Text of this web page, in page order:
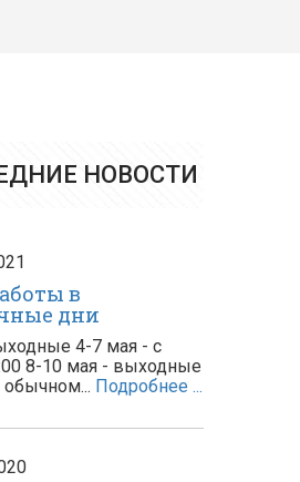
НОВОСТИ
в
дни
4-7 мая - с
8-10 мая - выходные
Подробнее ...